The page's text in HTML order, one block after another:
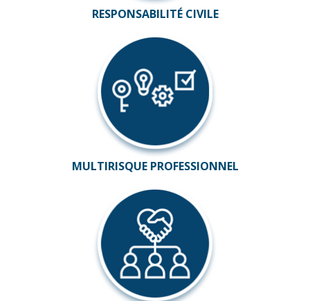
RESPONSABILITÉ CIVILE
MULTIRISQUE PROFESSIONNEL